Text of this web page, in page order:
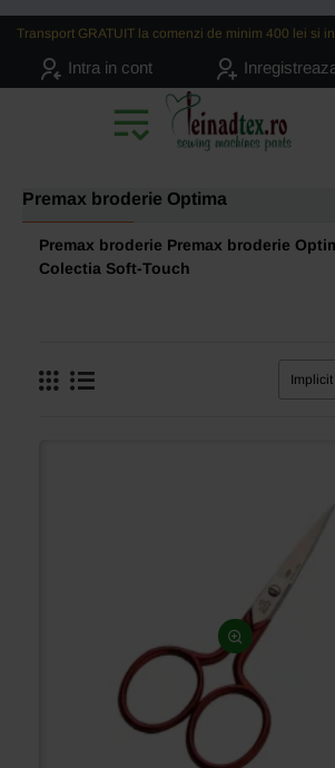
Transport GRATUIT la comenzi de minim 400 lei si
Intra in cont
Premax broderie Optima
Premax broderie Premax broderie
Colectia Soft-Touch